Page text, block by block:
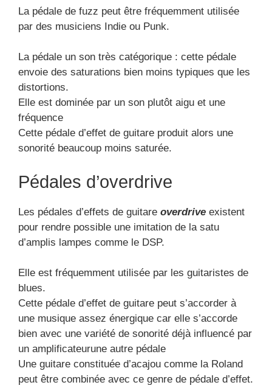
par des musiciens Indie ou Punk.
envoie des saturations bien moins typiques que les
distortions.
Elle est dominée par un son plutôt aigu et une
fréquence
Cette pédale d’effet de guitare produit alors une
sonorité beaucoup moins saturée.
Pédales d’overdrive
pour rendre possible une imitation de la satu
d’amplis lampes comme le DSP.
blues.
Cette pédale d’effet de guitare peut s’accorder à
une musique assez énergique car elle s’accorde
bien avec une variété de sonorité déjà influencé par
un amplificateurune autre pédale
Une guitare constituée d’acajou comme la Roland
peut être combinée avec ce genre de pédale d’effet.